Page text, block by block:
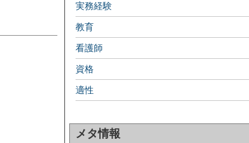
実務経験
教育
看護師
資格
適性
メタ情報